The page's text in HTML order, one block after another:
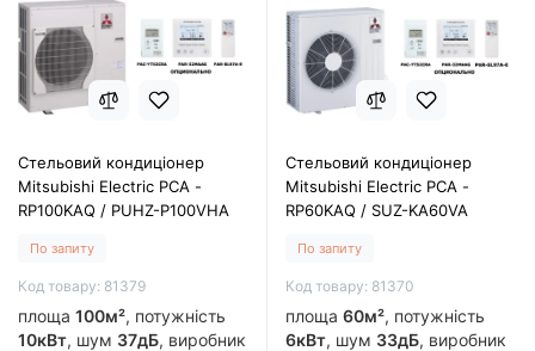
Стельовий кондиціонер
Mitsubishi Electric PCA -
RP100KAQ / PUHZ-P100VHA
По запиту
Код товару: 81379
площа 100м², потужність
10кВт, шум 37дБ, виробник
Стельовий кондиціонер
Mitsubishi Electric PCA -
RP60KAQ / SUZ-KA60VA
По запиту
Код товару: 81370
площа 60м², потужність
6кВт, шум 33дБ, виробник